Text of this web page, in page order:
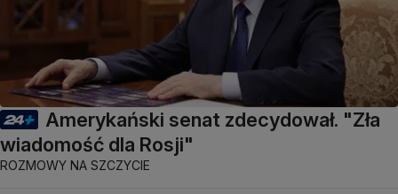
Amerykański senat zdecydował. "Zła
wiadomość dla Rosji"
ROZMOWY NA SZCZYCIE